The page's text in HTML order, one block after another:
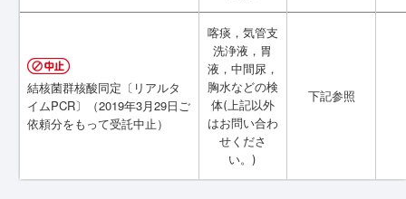
結核菌群核酸同定〔リアルタ
イムPCR〕（2019年3月29日ご
依頼分をもって受託中止）
喀痰，気管支
洗浄液，胃
液，中間尿，
胸水などの検
体(上記以外
はお問い合わ
せくださ
い。)
下記参照
結核菌群核酸同定〔リアルタ
イムPCR〕（2019年3月29日ご
依頼分をもって受託中止）
喀痰，気管支
洗浄液，胃
液，中間尿，
胸水などの検
体(上記以外
はお問い合わ
せくださ
い。)
下記参照